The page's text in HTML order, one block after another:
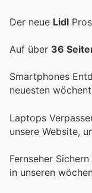
Der neue Lidl
Auf über 36
Smartphones
neuesten
Laptops
unsere Website,
Fernseher
in unseren